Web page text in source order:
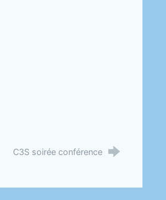
C3S soirée conférence